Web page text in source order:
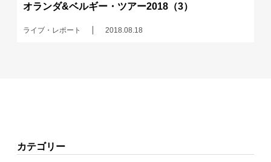
オランダ&ベルギー・ツアー2018（3）
ライブ・レポート 2018.08.18
カテゴリー